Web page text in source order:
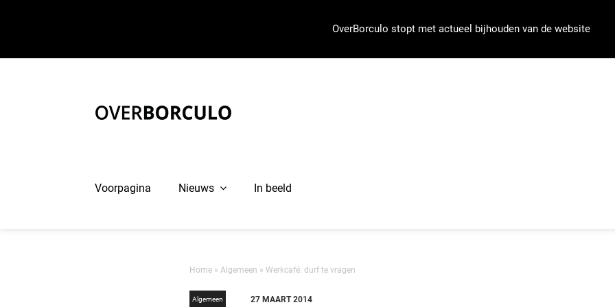
OverBorculo stopt met actueel bijhouden van de website
Voorpagina Nieuws In beeld
Home »Algemeen »Werkcafé: durf te vragen
Algemeen 27 MAART 2014